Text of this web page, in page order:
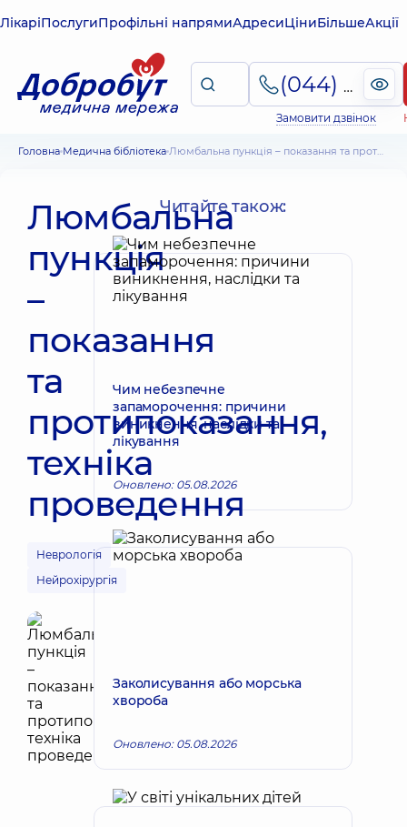
ЛікаріПослугиПрофільні напрямиАдресиЦіниБільшеАкції
(044) 495-2-888
Замовити дзвінок
Головна Медична бібліотека Люмбальна пункція – показання та протипоказання, техніка проведення
Люмбальна
пункція
–
показання
та
протипоказання,
техніка
проведення
Неврологія
Нейрохірургія
Читайте також:
Чим небезпечне
запаморочення: причини
виникнення, наслідки та
лікування
Оновлено: 05.08.2026
Заколисування або морська
хвороба
Оновлено: 05.08.2026